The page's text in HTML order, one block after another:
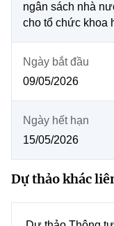
Cơ cấu tổ chức
Sở Khoa học và
Khoa học và
Chuyển đổi số
Bưu chính, Viễn
Tiêu chuẩn, đo
Năng lượng
Dịch vụ công
Hệ thống văn bản
Văn bản QPPL
Lấy ý kiến người
MST IOFFICE
Khoa học và
Đổi mới sáng tạo
Multimedia
ngân sách nhà
cho tổ chức khoa
Ngày bắt đầu
09/05/2026
Ngày hết hạn
15/05/2026
Dự thảo khác